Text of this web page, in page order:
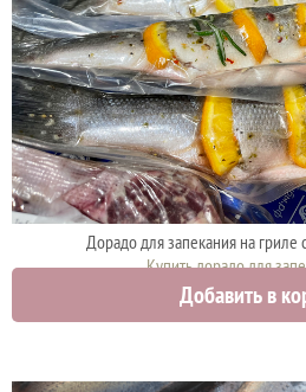
Дорадо для запекания на гриле
Купить дорадо для
1780 руб.
Добавить в